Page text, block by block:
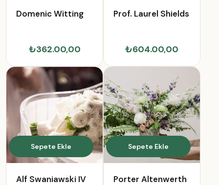
Domenic Witting
₺362.00,00
Prof. Laurel Shields
₺604.00,00
Sepete Ekle
Alf Swaniawski IV
Sepete Ekle
Porter Altenwerth